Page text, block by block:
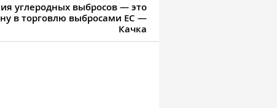
углеродных выбросов — это
в торговлю выбросами ЕС —
Качка